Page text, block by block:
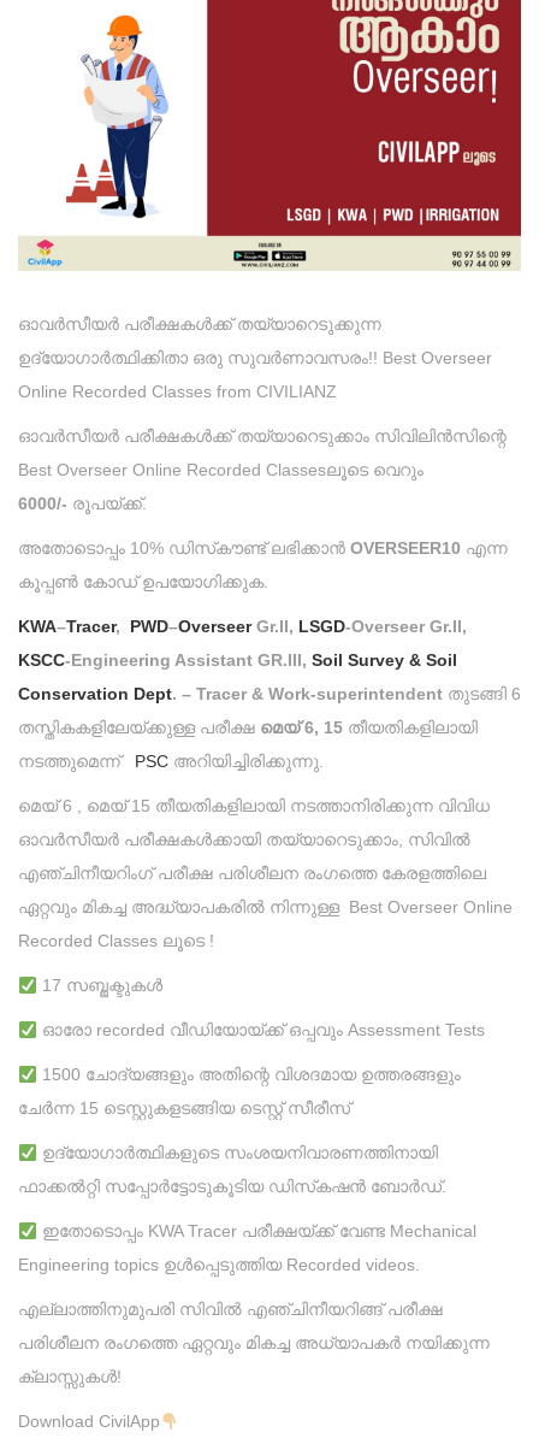
ഓവർസീയർ പരീക്ഷകൾക്ക് തയ്യാറെടുക്കുന്ന
ഉദ്യോഗാർത്ഥിക്കിതാ ഒരു സുവർണാവസരം!! Best Overseer
Online Recorded Classes from CIVILIANZ
ഓവർസീയർ പരീക്ഷകൾക്ക് തയ്യാറെടുക്കാം സിവിലിൻസിന്റെ
Best Overseer Online Recorded Classesലൂടെ വെറും
6000/- രൂപയ്ക്ക്.
അതോടൊപ്പം 10% ഡിസ്‌കൗണ്ട് ലഭിക്കാൻ OVERSEER10 എന്ന
കൂപ്പൺ കോഡ് ഉപയോഗിക്കുക.
KWA–Tracer, PWD–OverseerGr.II, LSGD-Overseer Gr.II,
KSCC-Engineering Assistant GR.III, Soil Survey & Soil
Conservation Dept. – Tracer & Work-superintendent തുടങ്ങി 6
തസ്തികകളിലേയ്ക്കുള്ള പരീക്ഷ മെയ് 6, 15 തീയതികളിലായി
നടത്തുമെന്ന് PSC അറിയിച്ചിരിക്കുന്നു.
മെയ് 6 , മെയ് 15 തീയതികളിലായി നടത്താനിരിക്കുന്ന വിവിധ
ഓവർസീയർ പരീക്ഷകൾക്കായി തയ്യാറെടുക്കാം, സിവിൽ
എഞ്ചിനീയറിംഗ് പരീക്ഷ പരിശീലന രംഗത്തെ കേരളത്തിലെ
ഏറ്റവും മികച്ച അദ്ധ്യാപകരിൽ നിന്നുള്ള Best Overseer Online
Recorded Classes ലൂടെ !
17 സബ്ജക്ടുകള്‍
ഓരോ recorded വീഡിയോയ്ക്ക് ഒപ്പവും Assessment Tests
1500 ചോദ്യങ്ങളും അതിന്റെ വിശദമായ ഉത്തരങ്ങളും
ചേര്‍ന്ന 15 ടെസ്റ്റുകളടങ്ങിയ ടെസ്റ്റ് സീരീസ്
ഉദ്യോഗാര്‍ത്ഥികളുടെ സംശയനിവാരണത്തിനായി
ഫാക്കല്‍റ്റി സപ്പോര്‍ട്ടോടുകൂടിയ ഡിസ്‌കഷന്‍ ബോര്‍ഡ്.
ഇതോടൊപ്പം KWA Tracer പരീക്ഷയ്ക്ക് വേണ്ട Mechanical
Engineering topics ഉൾപ്പെടുത്തിയ Recorded videos.
എല്ലാത്തിനുമുപരി സിവില്‍ എഞ്ചിനീയറിങ്ങ് പരീക്ഷ
പരിശീലന രംഗത്തെ ഏറ്റവും മികച്ച അധ്യാപകര്‍ നയിക്കുന്ന
ക്ലാസ്സുകള്‍!
Download CivilApp